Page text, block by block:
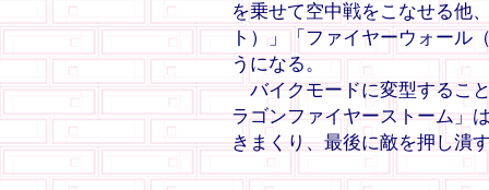
を乗せて空中戦をこなせる他
ト）」「ファイヤーウォール
うになる。
バイクモードに変型するこ
ラゴンファイヤーストーム」
きまくり、最後に敵を押し潰